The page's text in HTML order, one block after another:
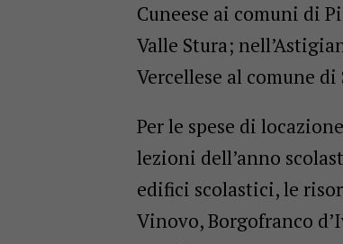
Cuneese ai comuni di
Valle Stura;
Vercellese al comune di
Per le spese di
lezioni dell’anno
edifici scolastici, le
Vinovo, Borgofranco